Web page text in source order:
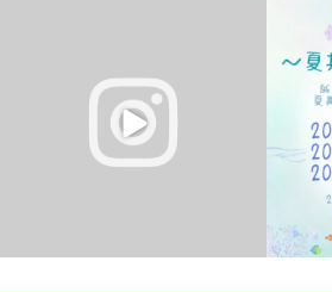
#岡垣町
#芦屋町
2 0
ハロー
無